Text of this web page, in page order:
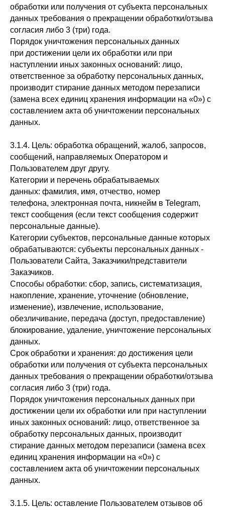
обработки или получения от субъекта персональных
данных требования о прекращении обработки/отзыва
согласия либо 3 (три) года.
Порядок уничтожения персональных данных
при достижении цели их обработки или при
наступлении иных законных оснований: лицо,
ответственное за обработку персональных данных,
производит стирание данных методом перезаписи
(замена всех единиц хранения информации на «0») с
составлением акта об уничтожении персональных
данных.
3.1.4. Цель: обработка обращений, жалоб, запросов,
сообщений, направляемых Оператором и
Пользователем друг другу.
Категории и перечень обрабатываемых
данных: фамилия, имя, отчество, номер
телефона, электронная почта, никнейм в Telegram,
текст сообщения (если текст сообщения содержит
персональные данные).
Категории субъектов, персональные данные которых
обрабатываются: субъекты персональных данных -
Пользователи Сайта, Заказчики/представители
Заказчиков.
Способы обработки: сбор, запись, систематизация,
накопление, хранение, уточнение (обновление,
изменение), извлечение, использование,
обезличивание, передача (доступ, предоставление)
блокирование, удаление, уничтожение персональных
данных.
Срок обработки и хранения: до достижения цели
обработки или получения от субъекта персональных
данных требования о прекращении обработки/отзыва
согласия либо 3 (три) года.
Порядок уничтожения персональных данных при
достижении цели их обработки или при наступлении
иных законных оснований: лицо, ответственное за
обработку персональных данных, производит
стирание данных методом перезаписи (замена всех
единиц хранения информации на «0») с
составлением акта об уничтожении персональных
данных.
3.1.5. Цель: оставление Пользователем отзывов об